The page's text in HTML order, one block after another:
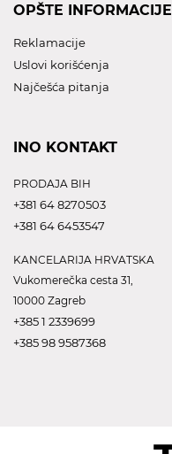
OPŠTE INFORMACIJE
Reklamacije
Uslovi korišćenja
Najčešća pitanja
INO KONTAKT
PRODAJA BIH
+381 64 8270503
+381 64 6453547
KANCELARIJA HRVATSKA
Vukomerečka cesta 31,
10000 Zagreb
+385 1 2339699
+385 98 9587368